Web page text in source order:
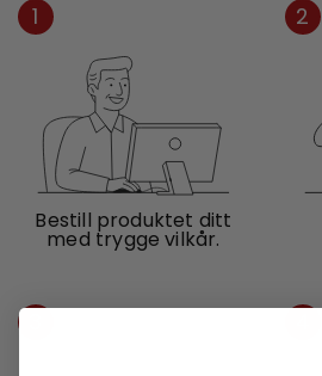
1
Bestill produktet ditt
med trygge vilkår.
2